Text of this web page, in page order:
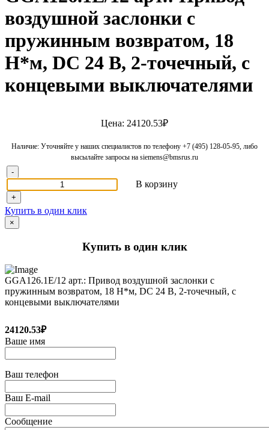
воздушной заслонки с
пружинным возвратом, 18
Н*м, DC 24 В, 2-точечный, с
концевыми выключателями
Цена: 24120.53₽
Наличие: Уточняйте у наших специалистов по телефону +7 (495) 128-05-95, либо
высылайте запросы на siemens@bmsrus.ru
-
+
В корзину
Купить в один клик
×
Купить в один клик
GGA126.1E/12 арт.: Привод воздушной заслонки с
пружинным возвратом, 18 Н*м, DC 24 В, 2-точечный, с
концевыми выключателями
24120.53₽
Ваше имя
Ваш телефон
Ваш E-mail
Сообщение